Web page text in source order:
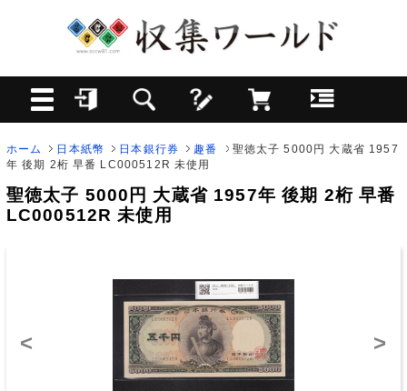
ホーム 日本紙幣 日本銀行券 趣番
聖徳太子 5000円 大蔵省 1957
年 後期 2桁 早番 LC000512R 未使用
聖徳太子 5000円 大蔵省 1957年 後期 2桁 早番
LC000512R 未使用
< >